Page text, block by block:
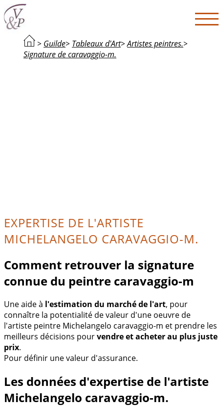
> Guilde> Tableaux d'Art>Artistes peintres.>
Signature de caravaggio-m.
EXPERTISE DE L'ARTISTE
MICHELANGELO CARAVAGGIO-M.
Comment retrouver la signature
connue du peintre caravaggio-m
Une aide à l'estimation du marché de l'art, pour
connaître la potentialité de valeur d'une oeuvre de
l'artiste peintre Michelangelo caravaggio-m et prendre les
meilleurs décisions pourvendre et acheter au plus juste
prix.
Pour définir une valeur d'assurance.
Les données d'expertise de l'artiste
Michelangelo caravaggio-m.